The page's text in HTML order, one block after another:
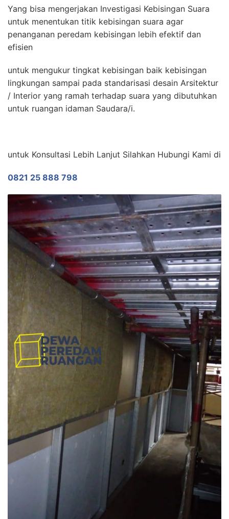
Yang bisa mengerjakan Investigasi Kebisingan Suara
untuk menentukan titik kebisingan suara agar
penanganan peredam kebisingan lebih efektif dan
efisien
untuk mengukur tingkat kebisingan baik kebisingan
lingkungan sampai pada standarisasi desain Arsitektur
/ Interior yang ramah terhadap suara yang dibutuhkan
untuk ruangan idaman Saudara/i.
untuk Konsultasi Lebih Lanjut Silahkan Hubungi Kami di
0821 25 888 798